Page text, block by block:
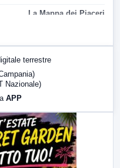
La Mappa dei Piaceri
LabNews (replica)
terrestre
Nazionale)
APP